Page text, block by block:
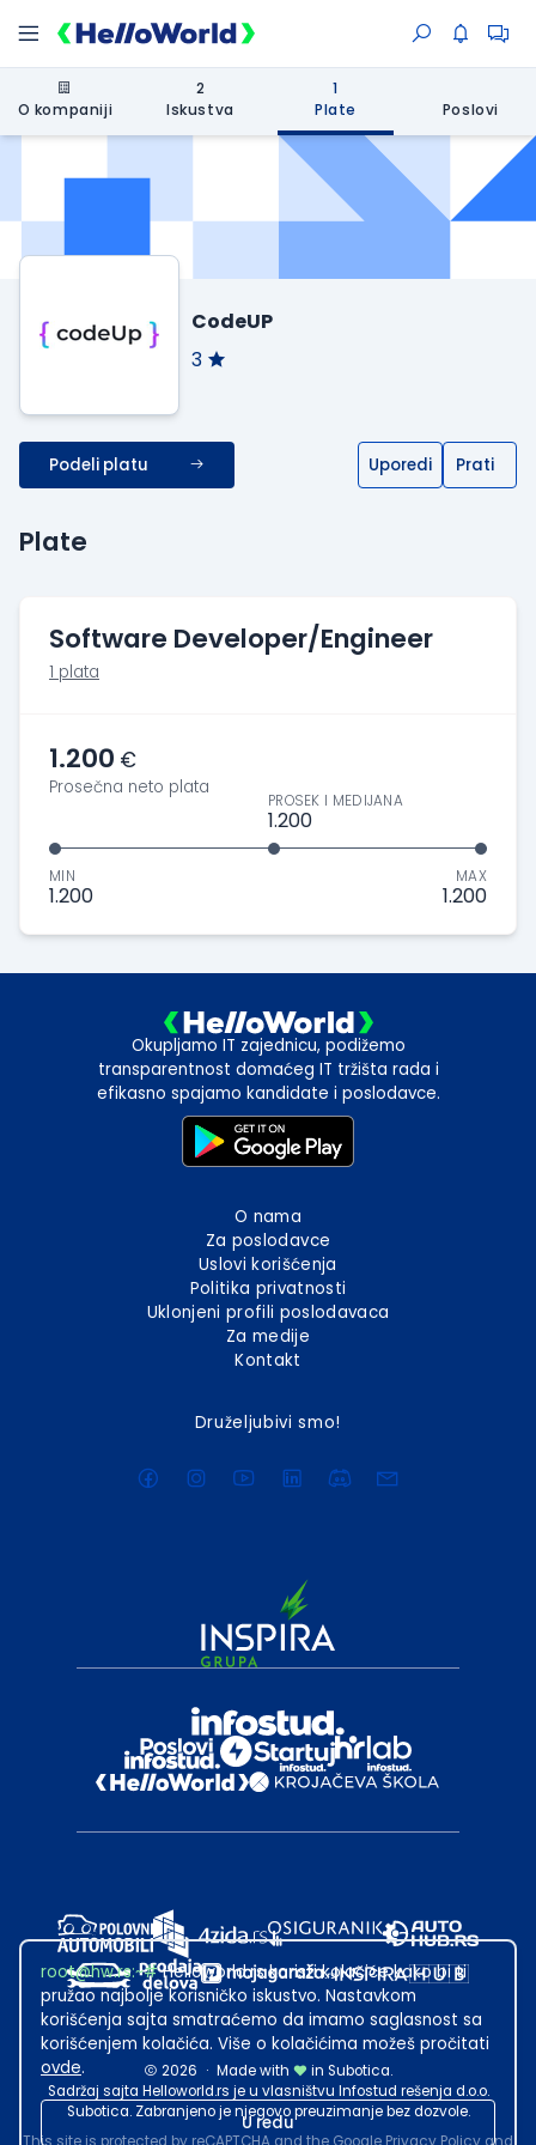
O kompaniji
2
Iskustva
1
Plate
Poslovi
CodeUP
3
Podeli platu Uporedi Prati
Plate
Software Developer/Engineer
1 plata
1.200 €
Prosečna neto plata
MIN
1.200
PROSEK I MEDIJANA
1.200
MAX
1.200
Okupljamo IT zajednicu, podižemo
transparentnost domaćeg IT tržišta rada i
efikasno spajamo kandidate i poslodavce.
O nama
Za poslodavce
Uslovi korišćenja
Politika privatnosti
Uklonjeni profili poslodavaca
Za medije
Kontakt
Druželjubivi smo!
2026 · Made with
in Subotica.
Sadržaj sajta Helloworld.rs je u vlasništvu Infostud rešenja d.o.o.
Subotica. Zabranjeno je njegovo preuzimanje bez dozvole.
root@hw.rs:~#Helloworld.rs koristi kolačiće kako bi ti
pružao najbolje korisničko iskustvo. Nastavkom
korišćenja sajta smatraćemo da imamo saglasnost sa
korišćenjem kolačića. Više o kolačićima možeš pročitati
ovde.
U redu